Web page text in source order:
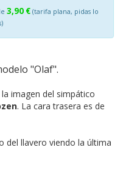
3,90 € (tarifa plana, pidas lo
"Olaf".
imagen del simpático
. La cara trasera es de
del llavero viendo la última